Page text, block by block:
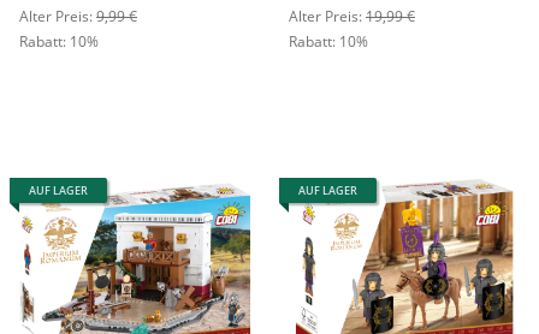
Alter Preis:9,99 €
Rabatt: 10%
Alter Preis:19,99 €
Rabatt: 10%
AUF LAGER AUF LAGER